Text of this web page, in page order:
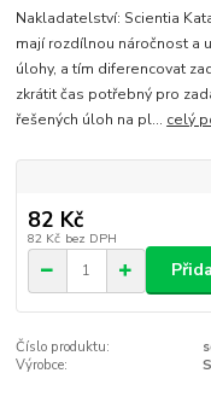
Nakladatelství: Scientia
mají rozdílnou náročnost a
úlohy, a tím diferencovat
zkrátit čas potřebný pro
řešených úloh na pl... celý
82 Kč
82 Kč bez DPH
Číslo produktu:
Výrobce: